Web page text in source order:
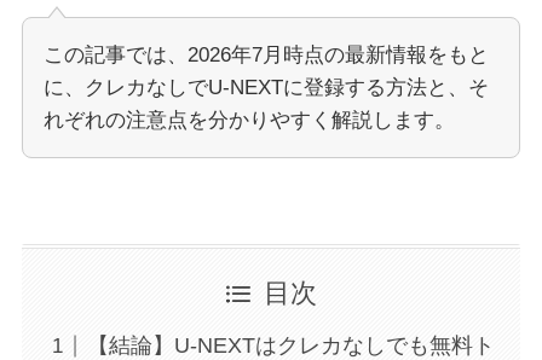
この記事では、2026年7月時点の最新情報をもと
に、クレカなしでU-NEXTに登録する方法と、そ
れぞれの注意点を分かりやすく解説します。
目次
【結論】U-NEXTはクレカなしでも無料ト